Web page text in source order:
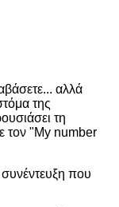
αλλά
της
τη
τον "My number
που